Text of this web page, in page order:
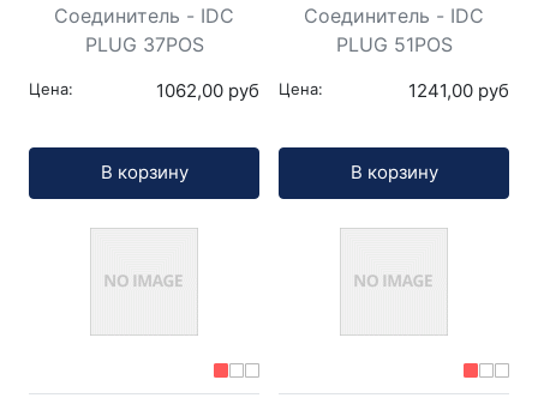
Соединитель - IDC
PLUG 37POS
Цена: 1062,00 руб
В корзину
Соединитель - IDC
PLUG 51POS
Цена: 1241,00 руб
В корзину